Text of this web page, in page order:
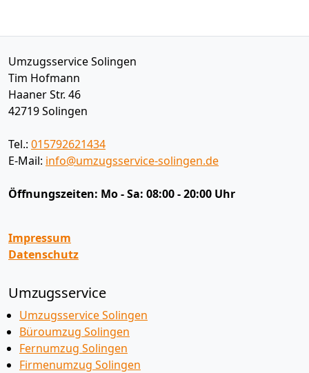
Umzugsservice Solingen
Tim Hofmann
Haaner Str. 46
42719Solingen
Tel.: 015792621434
E-Mail: info@umzugsservice-solingen.de
Öffnungszeiten: Mo - Sa: 08:00 - 20:00 Uhr
Impressum
Datenschutz
Umzugsservice
Umzugsservice Solingen
Büroumzug Solingen
Fernumzug Solingen
Firmenumzug Solingen